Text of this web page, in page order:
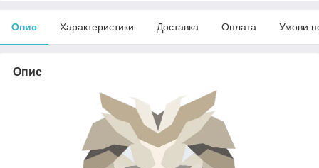
Опис Характеристики Доставка Оплата Умови
Опис